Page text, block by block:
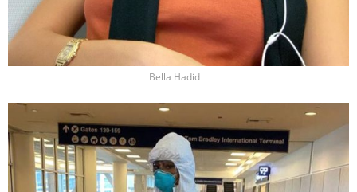
Bella Hadid